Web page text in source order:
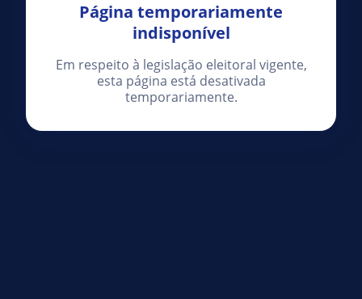
Página temporariamente
indisponível
Em respeito à legislação eleitoral vigente,
esta página está desativada
temporariamente.